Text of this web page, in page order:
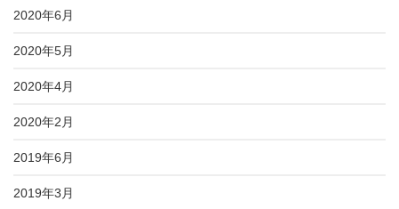
2020年6月
2020年5月
2020年4月
2020年2月
2019年6月
2019年3月